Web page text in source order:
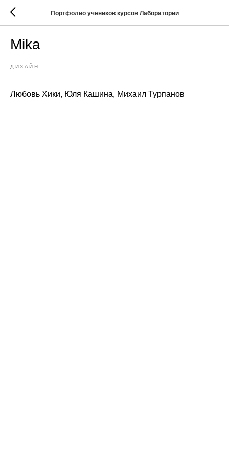
Портфолио учеников курсов Лаборатории
Mika
ДИЗАЙН
Любовь Хики, Юля Кашина, Михаил Турпанов